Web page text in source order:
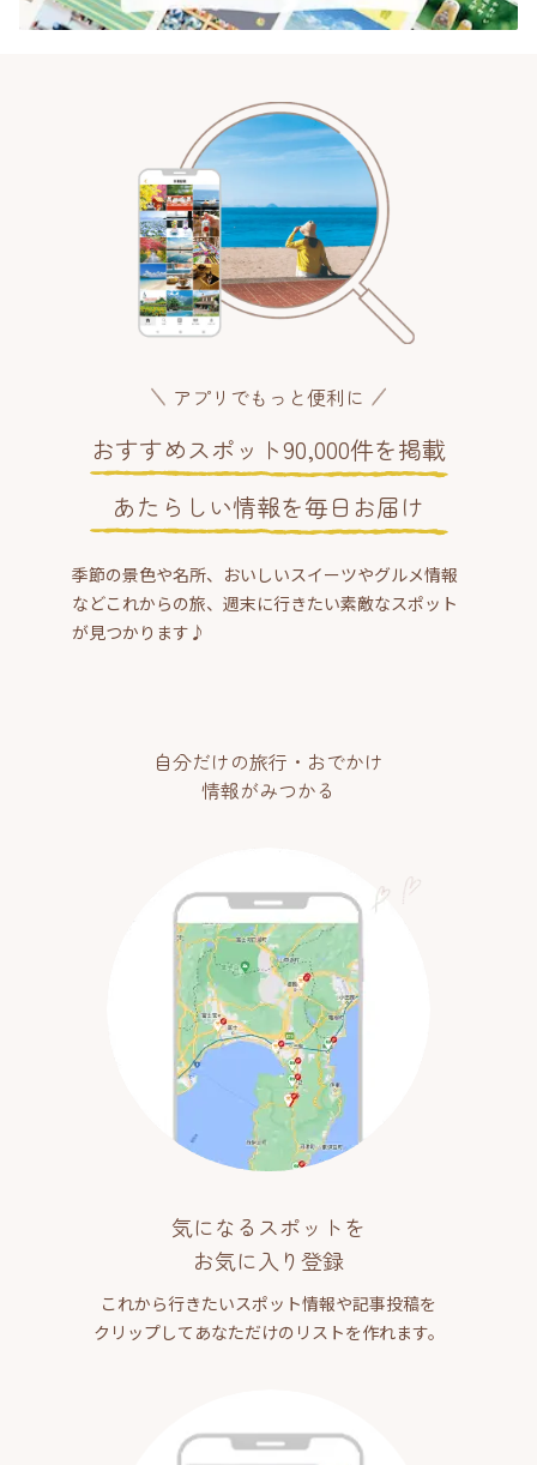
アプリでもっと便利に
おすすめスポット90,000件を掲載
あたらしい情報を毎日お届け
季節の景色や名所、おいしいスイーツやグルメ情報
などこれからの旅、週末に行きたい素敵なスポット
が見つかります♪
自分だけの旅行・おでかけ
情報がみつかる
気になるスポットを
お気に入り登録
これから行きたいスポット情報や記事投稿を
クリップしてあなただけのリストを作れます。